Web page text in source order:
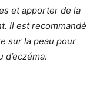
et apporter de la
Il est recommandé
sur la peau pour